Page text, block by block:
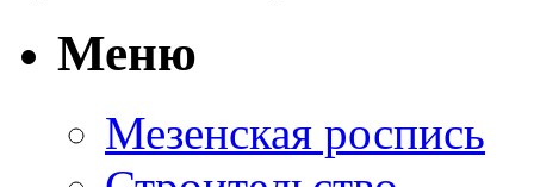
Меню
Мезенская роспись